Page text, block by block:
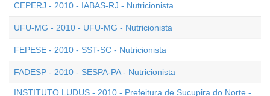
CEPERJ - 2010 - IABAS-RJ - Nutricionista
UFU-MG - 2010 - UFU-MG - Nutricionista
FEPESE - 2010 - SST-SC - Nutricionista
FADESP - 2010 - SESPA-PA - Nutricionista
INSTITUTO LUDUS - 2010 - Prefeitura de Sucupira do Norte -